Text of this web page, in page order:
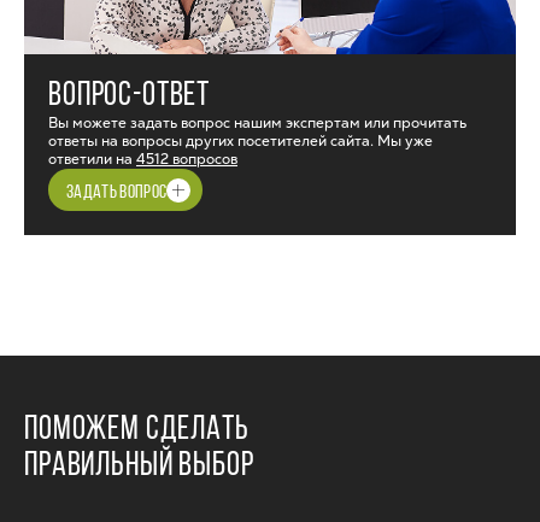
ВОПРОС-ОТВЕТ
Вы можете задать вопрос нашим экспертам или прочитать
ответы на вопросы других посетителей сайта. Мы уже
ответили на 4512 вопросов
ЗАДАТЬ ВОПРОС
ПОМОЖЕМ СДЕЛАТЬ
ПРАВИЛЬНЫЙ ВЫБОР